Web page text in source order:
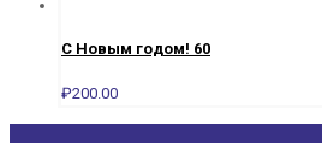
С Новым годом! 60
₽200.00